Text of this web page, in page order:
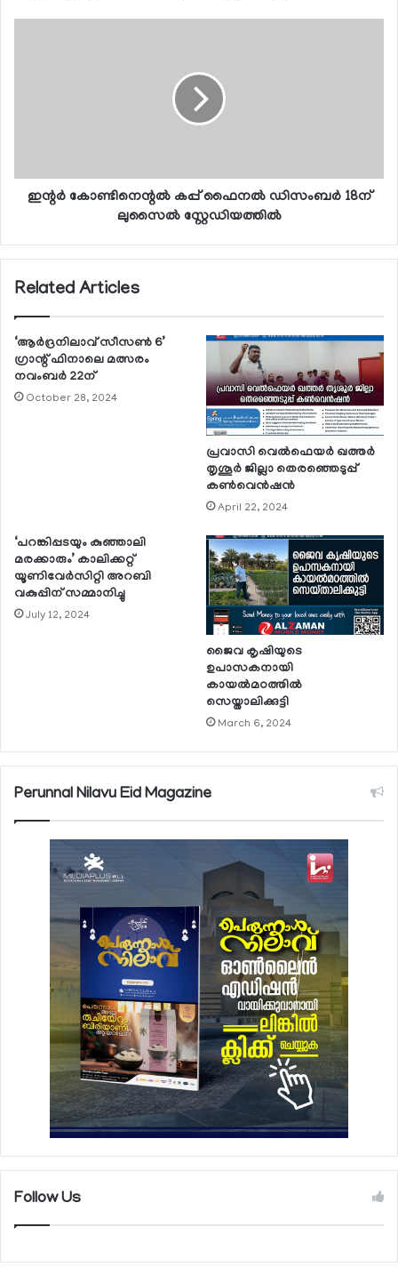
ഇന്റര്‍ കോണ്ടിനെന്റല്‍ കപ്പ് ഫൈനല്‍ ഡിസംബര്‍ 18ന്
ലുസൈല്‍ സ്റ്റേഡിയത്തില്‍
Related Articles
‘ആര്‍ദ്രനിലാവ് സീസണ്‍ 6’
ഗ്രാന്റ് ഫിനാലെ മത്സരം
നവംബര്‍ 22ന്
October 28, 2024
പ്രവാസി വെല്‍ഫെയര്‍ ഖത്തര്‍
തൃശൂര്‍ ജില്ലാ തെരഞ്ഞെടുപ്പ്
കണ്‍വെന്‍ഷന്‍
April 22, 2024
‘പറങ്കിപ്പടയും കുഞ്ഞാലി
മരക്കാരും’ കാലിക്കറ്റ്
യൂണിവേര്‍സിറ്റി അറബി
വകുപ്പിന് സമ്മാനിച്ചു
July 12, 2024
ജൈവ കൃഷിയുടെ
ഉപാസകനായി
കായല്‍മഠത്തില്‍
സെയ്താലിക്കുട്ടി
March 6, 2024
Perunnal Nilavu Eid Magazine
Follow Us